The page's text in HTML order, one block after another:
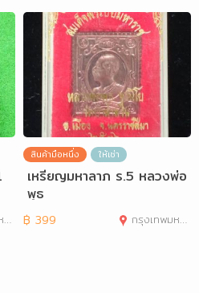
สินค้ามือหนึ่ง ให้เช่า
เหรียญมหาลาภ ร.5 หลวงพ่อ
พุธ
฿ 399 กรุงเทพมหานคร